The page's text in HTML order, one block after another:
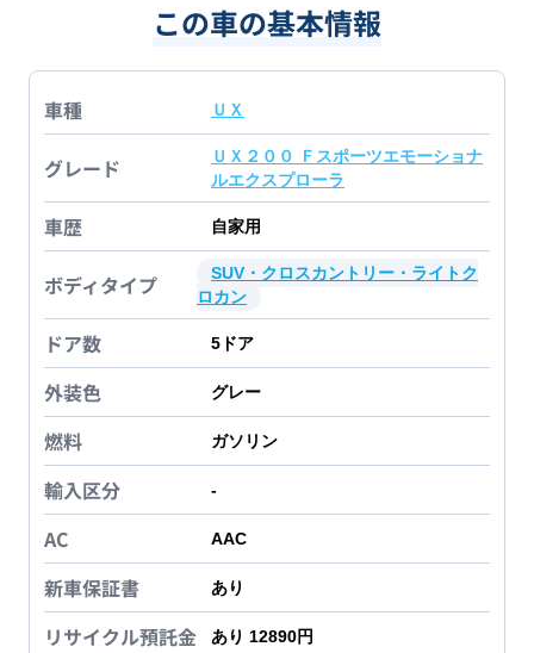
この車の基本情報
車種 ＵＸ
グレード
ＵＸ２００ Ｆスポーツエモーショナ
ルエクスプローラ
車歴 自家用
ボディタイプ
SUV・クロスカントリー・ライトク
ロカン
ドア数 5 ドア
外装色 グレー
燃料 ガソリン
輸入区分 -
AC AAC
新車保証書 あり
リサイクル預託金 あり 12890円